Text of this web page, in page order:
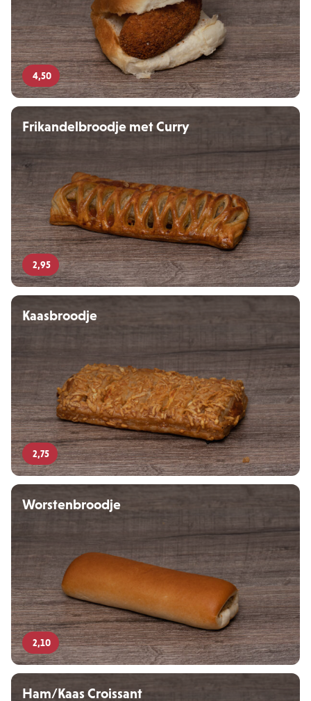
4,50
Frikandelbroodje met Curry
2,95
Kaasbroodje
2,75
Worstenbroodje
2,10
Ham/Kaas Croissant